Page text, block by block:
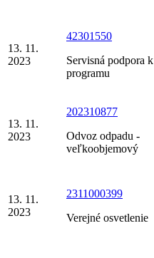
13. 11.
2023
42301550
Servisná podpora k
programu
13. 11.
2023
202310877
Odvoz odpadu -
veľkoobjemový
13. 11.
2023
2311000399
Verejné osvetlenie